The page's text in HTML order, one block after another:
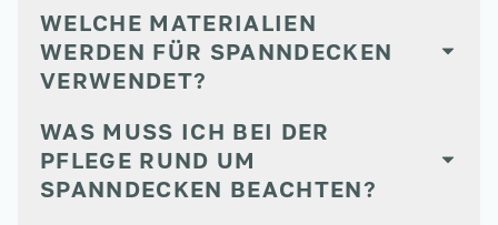
WELCHE MATERIALIEN
WERDEN FÜR SPANNDECKEN
VERWENDET?
WAS MUSS ICH BEI DER
PFLEGE RUND UM
SPANNDECKEN BEACHTEN?